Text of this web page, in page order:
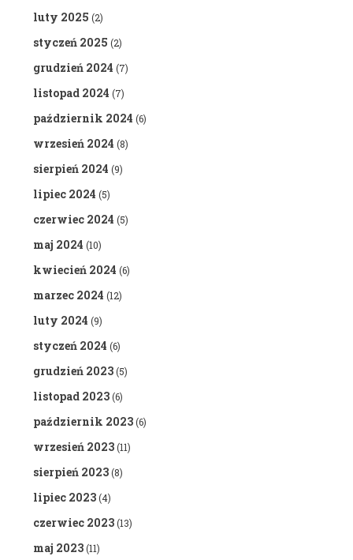
luty 2025 (2)
styczeń 2025 (2)
grudzień 2024 (7)
listopad 2024 (7)
październik 2024 (6)
wrzesień 2024 (8)
sierpień 2024 (9)
lipiec 2024 (5)
czerwiec 2024 (5)
maj 2024 (10)
kwiecień 2024 (6)
marzec 2024 (12)
luty 2024 (9)
styczeń 2024 (6)
grudzień 2023(5)
listopad 2023(6)
październik 2023(6)
wrzesień 2023(11)
sierpień 2023(8)
lipiec 2023(4)
czerwiec 2023(13)
maj 2023(11)